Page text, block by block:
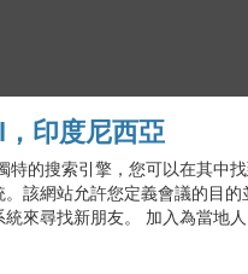
印度尼西亞
的搜索引擎，您可以在其中
該網站允許您定義會議的目
來尋找新朋友。 加入為當地